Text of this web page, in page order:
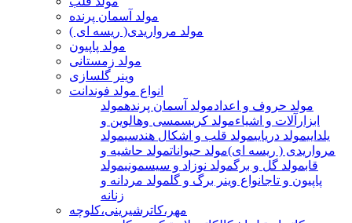
مولد آسمان پرنده
مولد مرواریدی( ریسه ای )
مولد پاپیون
مولد زمستانی
وینر گلسازی
انواع مولد فوندانت
مولد حروف و اعدادمولد آسمان پرندهمولد
ابزارآلات و اشیاءمولد کریسمسی وهالوین و
یلداییمولد دریاییمولد قلب و اشکال هندسیمولد
مرواریدی ( ریسه ای)مولد حیواناتمولد حاشیه و
قابمولد گل و برگمولد نوزاد و سیسمونیمولد
پاپیون و تاجانواع وینر برگ و گلمولد مردانه و
زنانه
مهر،کاترشیرینی،کلوچه